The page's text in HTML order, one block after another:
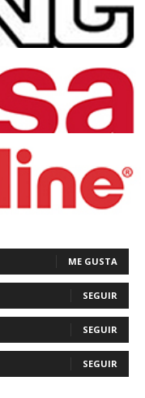
ME GUSTA
SEGUIR
SEGUIR
SEGUIR